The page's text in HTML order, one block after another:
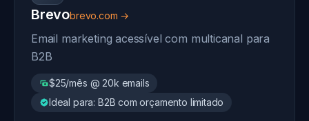
Brevobrevo.com →
Email marketing acessível com multicanal para
B2B
$25/mês @ 20k emails
Ideal para: B2B com orçamento limitado